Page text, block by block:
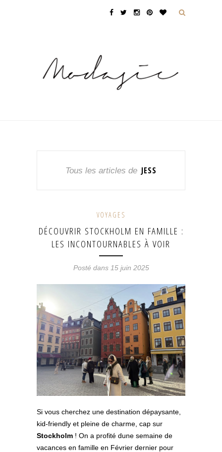
Tous les articles de JESS
VOYAGES
DÉCOUVRIR STOCKHOLM EN FAMILLE :
LES INCONTOURNABLES À VOIR
Posté dans 15 juin 2025
Si vous cherchez une destination dépaysante,
kid-friendly et pleine de charme, cap sur
Stockholm ! On a profité dune semaine de
vacances en famille en Février dernier pour